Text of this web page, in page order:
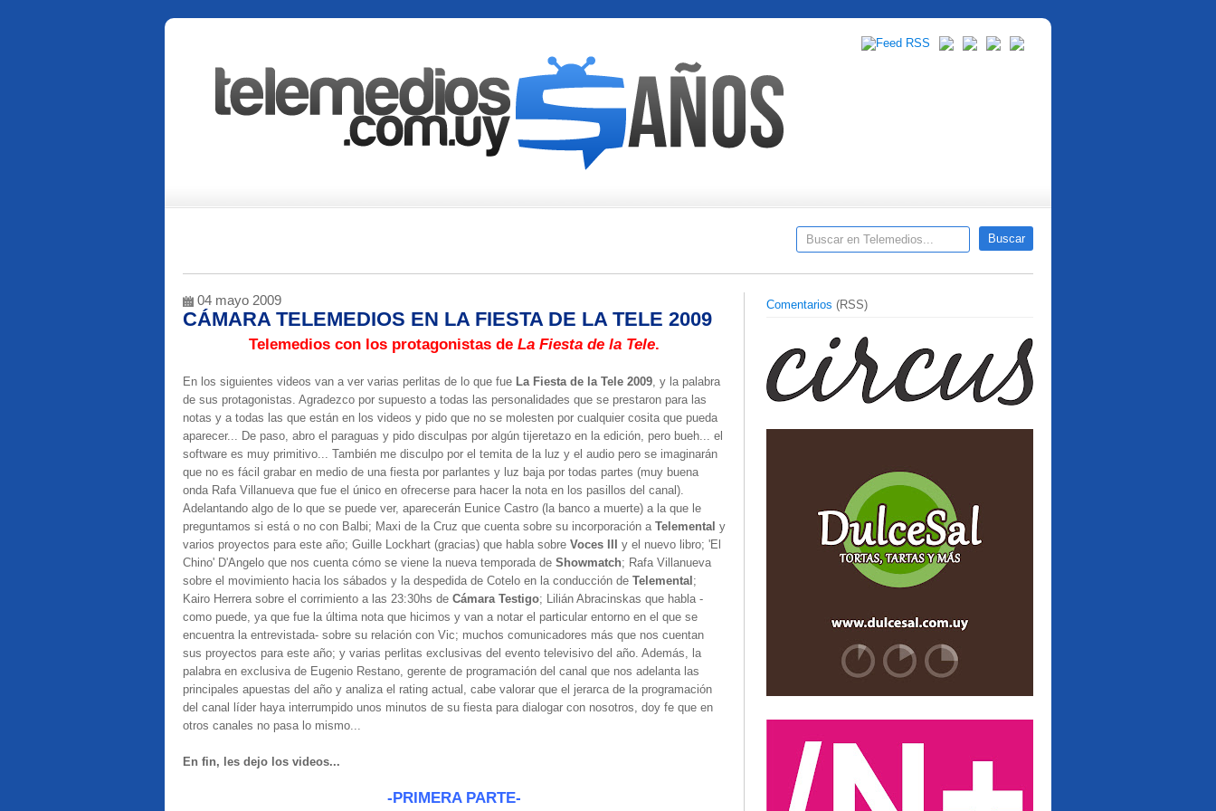
04 mayo 2009
CÁMARA TELEMEDIOS EN LA FIESTA DE LA TELE 2009
Telemedios con los protagonistas de La Fiesta de la Tele.
En los siguientes videos van a ver varias perlitas de lo que fue La Fiesta de la Tele 2009, y la palabra
de sus protagonistas. Agradezco por supuesto a todas las personalidades que se prestaron para las
notas y a todas las que están en los videos y pido que no se molesten por cualquier cosita que pueda
aparecer... De paso, abro el paraguas y pido disculpas por algún tijeretazo en la edición, pero bueh... el
software es muy primitivo... También me disculpo por el temita de la luz y el audio pero se imaginarán
que no es fácil grabar en medio de una fiesta por parlantes y luz baja por todas partes (muy buena
onda Rafa Villanueva que fue el único en ofrecerse para hacer la nota en los pasillos del canal).
Adelantando algo de lo que se puede ver, aparecerán Eunice Castro (la banco a muerte) a la que le
preguntamos si está o no con Balbi; Maxi de la Cruz que cuenta sobre su incorporación a Telemental y
varios proyectos para este año; Guille Lockhart (gracias) que habla sobre Voces III
y el nuevo libro; 'El
Chino' D'Angelo que nos cuenta cómo se viene la nueva temporada de Showmatch; Rafa Villanueva
sobre el movimiento hacia los sábados y la despedida de Cotelo en la conducción de Telemental ;
Kairo Herrera sobre el corrimiento a las 23:30hs de Cámara Testigo; Lilián Abracinskas que habla -
como puede, ya que fue la última nota que hicimos y van a notar el particular entorno en el que se
encuentra la entrevistada- sobre su relación con Vic; muchos comunicadores más que nos cuentan
sus proyectos para este año; y varias perlitas exclusivas del evento televisivo del año. Además, la
palabra en exclusiva de Eugenio Restano, gerente de programación del canal que nos adelanta las
principales apuestas del año y analiza el rating actual, cabe valorar que el jerarca de la programación
del canal líder haya interrumpido unos minutos de su fiesta para dialogar con nosotros, doy fe que en
otros canales no pasa lo mismo...
En fin, les dejo los videos...
-PRIMERA PARTE-
Comentarios (RSS)